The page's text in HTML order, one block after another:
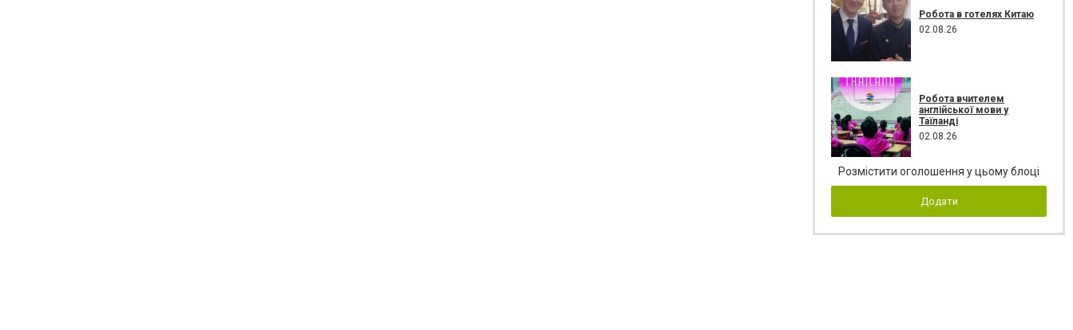
Робота в готелях Китаю
02.08.26
Робота вчителем
англійської мови у
Таїланді
02.08.26
Розмістити оголошення у цьому блоці
Додати